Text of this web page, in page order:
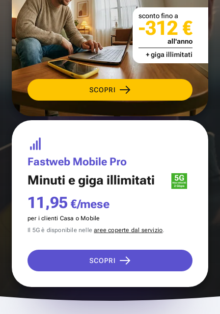
SCOPRI
sconto fino a
-312 €
all'anno
+ giga illimitati
Fastweb Mobile Pro
Minuti e giga illimitati
11,95 €/mese
per i clienti Casa o Mobile
Il 5G è disponibile nellearee coperte dal servizio.
SCOPRI